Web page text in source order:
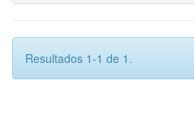
Resultados 1-1 de 1.